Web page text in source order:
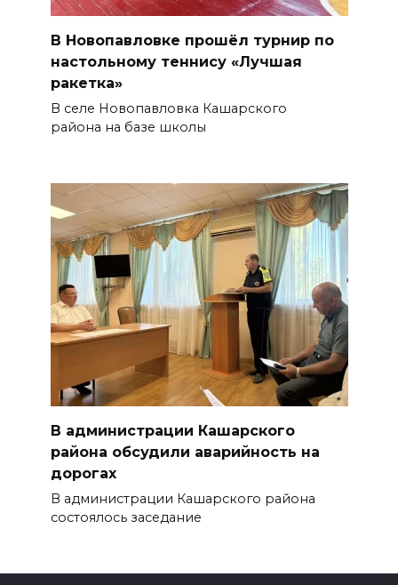
В Новопавловке прошёл турнир по
настольному теннису «Лучшая
ракетка»
В селе Новопавловка Кашарского
района на базе школы
В администрации Кашарского
района обсудили аварийность на
дорогах
В администрации Кашарского района
состоялось заседание